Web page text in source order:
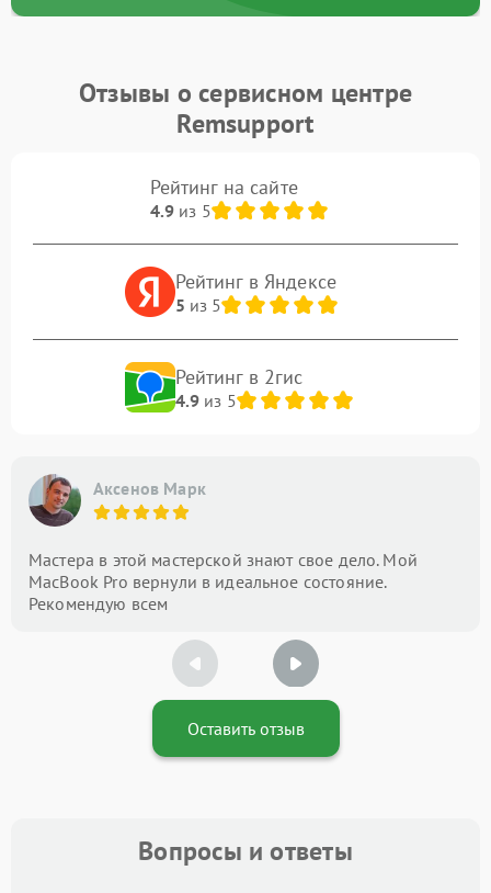
Отзывы о сервисном центре
Remsupport
Рейтинг на сайте
4.9из 5
Рейтинг в Яндексе
5 из 5
Рейтинг в 2гис
4.9из 5
Аксенов Марк
Мастера в этой мастерской знают свое дело. Мой
MacBook Pro вернули в идеальное состояние.
Рекомендую всем
Оставить отзыв
Вопросы и ответы